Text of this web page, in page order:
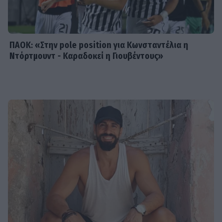
Κρήτη! Η Σίσσυ Χρηστίδου
απολαμβάνει τις γεύσεις του νησιού
ΠΑΟΚ: «Στην pole position για Κωνσταντέλια η
Ντόρτμουντ - Καραδοκεί η Γιουβέντους»